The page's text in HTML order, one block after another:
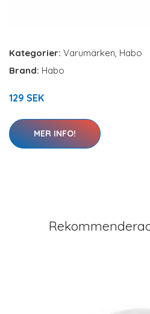
Kategorier: Varumärken, Habo
Brand: Habo
129 SEK
MER INFO!